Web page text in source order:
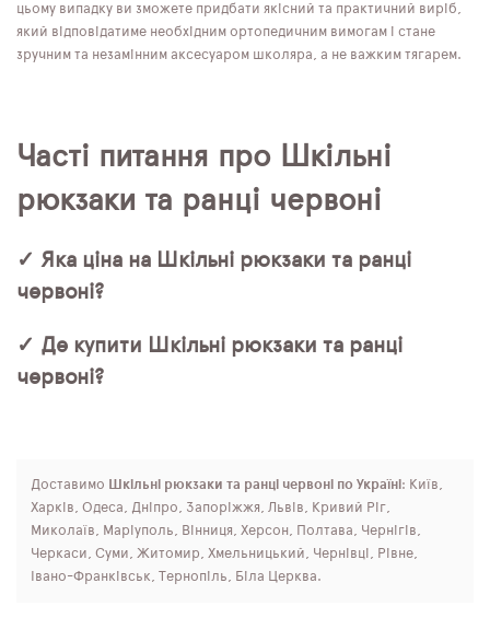
цьому випадку ви зможете придбати якісний та практичний виріб,
який відповідатиме необхідним ортопедичним вимогам і стане
зручним та незамінним аксесуаром школяра, а не важким тягарем.
Часті питання про Шкільні
рюкзаки та ранці червоні
✓ Яка ціна на Шкільні рюкзаки та ранці
червоні?
✓ Де купити Шкільні рюкзаки та ранці
червоні?
Доставимо Шкільні рюкзаки та ранці червоні по Україні : Київ,
Харків, Одеса, Дніпро, Запоріжжя, Львів, Кривий Ріг,
Миколаїв, Маріуполь, Вінниця, Херсон, Полтава, Чернігів,
Черкаси, Суми, Житомир, Хмельницький, Чернівці, Рівне,
Івано-Франківськ, Тернопіль, Біла Церква.